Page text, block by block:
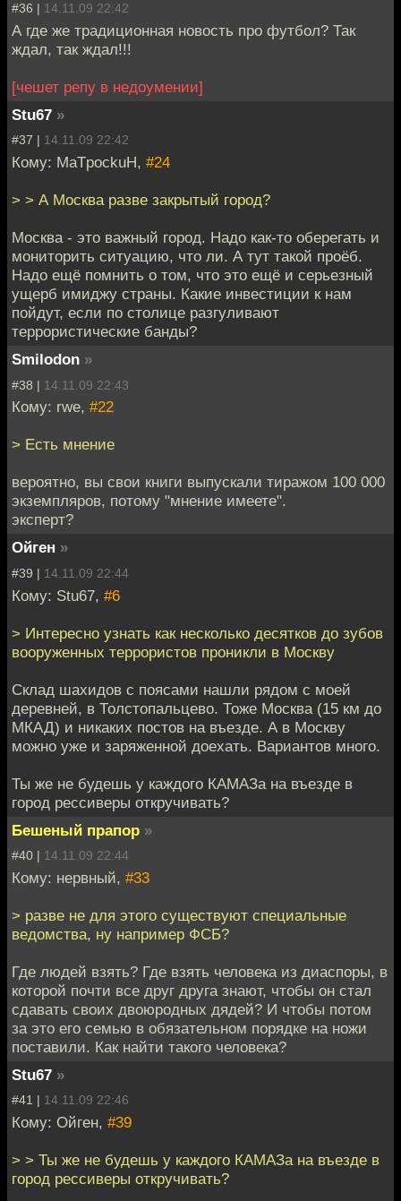
#36 | 14.11.09 22:42
А где же традиционная новость про футбол? Так
ждал, так ждал!!!
[чешет репу в недоумении]
Stu67 »
#37 | 14.11.09 22:42
Кому: MaTpockuH, #24
> > А Москва разве закрытый город?
Москва - это важный город. Надо как-то оберегать и
мониторить ситуацию, что ли. А тут такой проёб.
Надо ещё помнить о том, что это ещё и серьезный
ущерб имиджу страны. Какие инвестиции к нам
пойдут, если по столице разгуливают
террористические банды?
Smilodon »
#38 | 14.11.09 22:43
Кому: rwe, #22
> Есть мнение
вероятно, вы свои книги выпускали тиражом 100 000
экземпляров, потому "мнение имеете".
эксперт?
Ойген »
#39 | 14.11.09 22:44
Кому: Stu67, #6
> Интересно узнать как несколько десятков до зубов
вооруженных террористов проникли в Москву
Склад шахидов с поясами нашли рядом с моей
деревней, в Толстопальцево. Тоже Москва (15 км до
МКАД) и никаких постов на въезде. А в Москву
можно уже и заряженной доехать. Вариантов много.
Ты же не будешь у каждого КАМАЗа на въезде в
город рессиверы откручивать?
Бешеный прапор »
#40 | 14.11.09 22:44
Кому: нервный, #33
> разве не для этого существуют специальные
ведомства, ну например ФСБ?
Где людей взять? Где взять человека из диаспоры, в
которой почти все друг друга знают, чтобы он стал
сдавать своих двоюродных дядей? И чтобы потом
за это его семью в обязательном порядке на ножи
поставили. Как найти такого человека?
Stu67 »
#41 | 14.11.09 22:46
Кому: Ойген, #39
> > Ты же не будешь у каждого КАМАЗа на въезде в
город рессиверы откручивать?